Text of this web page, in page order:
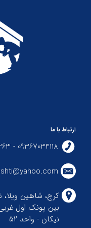
ارتباط با ما
09367034118 - 09195045363
کرج، شاهین ویلا،
بین پونک اول
نیکان - واحد ۵۲